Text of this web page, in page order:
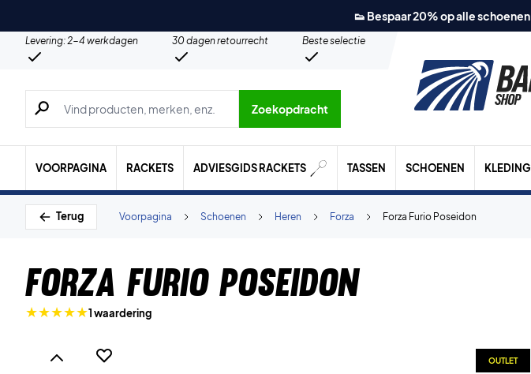
👟 Bespaar 20% op alle schoenen
Levering: 2-4 werkdagen 30 dagen retourrecht
Beste selectie
Zoeken naar producten, merken etc.
Zoekopdracht
VOORPAGINA RACKETS ADVIESGIDS RACKETS TASSEN SCHOENEN KLEDING
Terug Forza Furio Poseidon
Forza
Heren
Schoenen
Voorpagina
Forza Furio Poseidon
1 waardering
OUTLET